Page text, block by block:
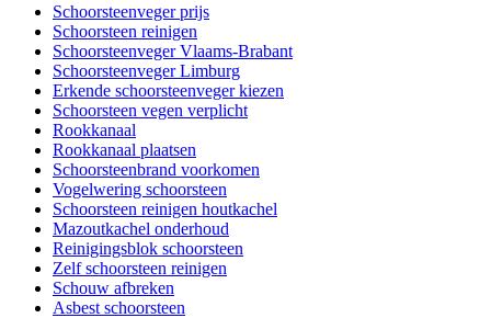
Schoorsteenveger prijs
Schoorsteen reinigen
Schoorsteenveger Vlaams-Brabant
Schoorsteenveger Limburg
Erkende schoorsteenveger kiezen
Schoorsteen vegen verplicht
Rookkanaal
Rookkanaal plaatsen
Schoorsteenbrand voorkomen
Vogelwering schoorsteen
Schoorsteen reinigen houtkachel
Mazoutkachel onderhoud
Reinigingsblok schoorsteen
Zelf schoorsteen reinigen
Schouw afbreken
Asbest schoorsteen